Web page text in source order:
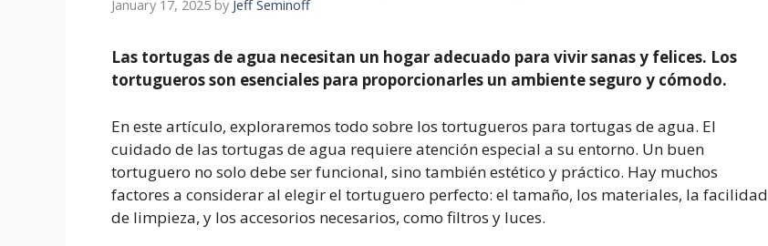
January 17, 2025 by Jeff Seminoff
Las tortugas de agua necesitan un hogar adecuado para vivir sanas y felices. Los
tortugueros son esenciales para proporcionarles un ambiente seguro y cómodo.
En este artículo, exploraremos todo sobre los tortugueros para tortugas de agua. El
cuidado de las tortugas de agua requiere atención especial a su entorno. Un buen
tortuguero no solo debe ser funcional, sino también estético y práctico. Hay muchos
factores a considerar al elegir el tortuguero perfecto: el tamaño, los materiales, la facilidad
de limpieza, y los accesorios necesarios, como filtros y luces.